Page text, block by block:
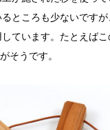
ところも少ないです
ています。たとえば
そうです。